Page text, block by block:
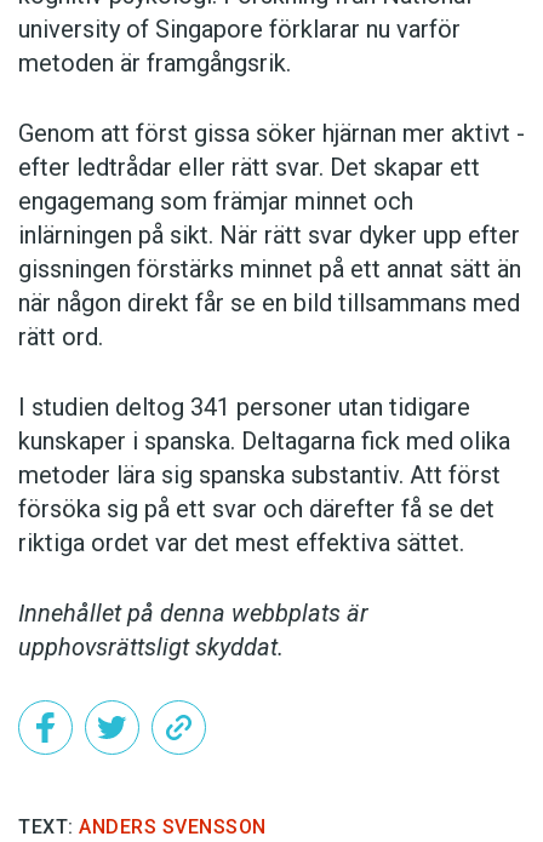
university of Singa­pore förklarar nu varför
metoden är framgångsrik.
Genom att först gissa ­söker hjärnan mer aktivt ­
efter ledtrådar eller rätt svar. Det skapar ett
engagemang som främjar minnet och
inlärningen på sikt. När rätt svar dyker upp efter
gissningen förstärks minnet på ett annat sätt än
när någon direkt får se en bild tillsammans med
rätt ord.
I studien deltog 341 personer utan tidigare
kunskaper i spanska. Deltagarna fick med olika
metoder lära sig spanska substantiv. Att först
försöka sig på ett svar och därefter få se det
riktiga ordet var det mest effektiva sättet.
Innehållet på denna webbplats är
upphovsrättsligt skyddat.
TEXT: ANDERS SVENSSON